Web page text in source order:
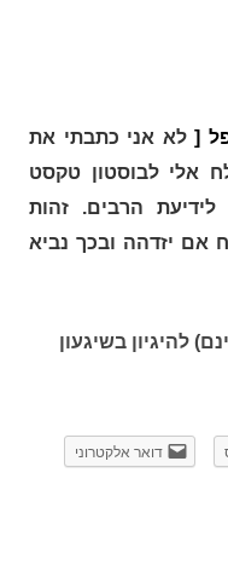
[לא אני כתבתי את
אלי לבוסטון טקסט
הרבים. זהות
יזדהה ובכך נביא
להיגיון בשיגעון
דואר אלקטרוני